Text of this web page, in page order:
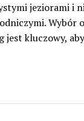
jeziorami i
Wybór
jest kluczowy,